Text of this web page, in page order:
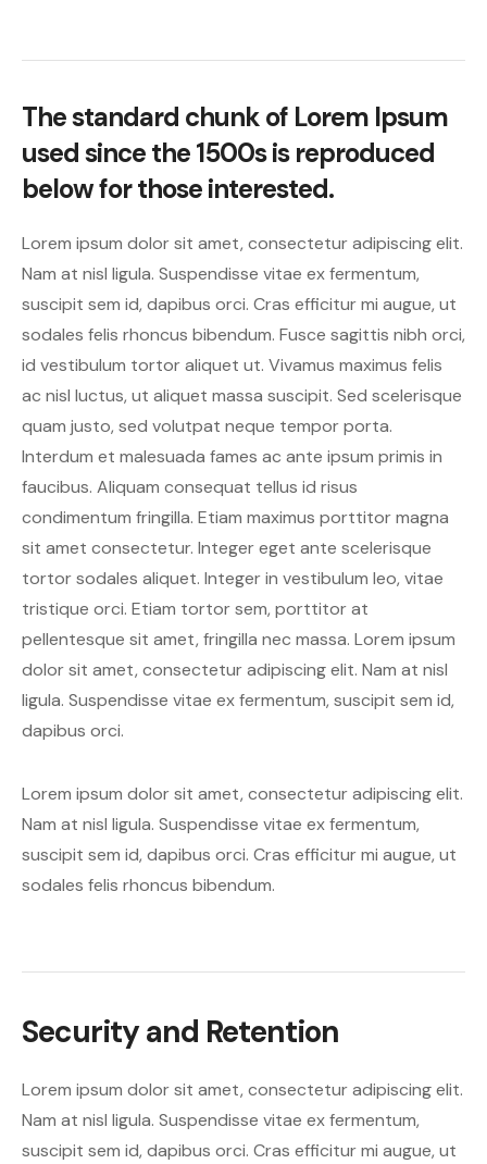
The standard chunk of Lorem Ipsum
used since the 1500s is reproduced
below for those interested.
Lorem ipsum dolor sit amet, consectetur adipiscing elit.
Nam at nisl ligula. Suspendisse vitae ex fermentum,
suscipit sem id, dapibus orci. Cras efficitur mi augue, ut
sodales felis rhoncus bibendum. Fusce sagittis nibh orci,
id vestibulum tortor aliquet ut. Vivamus maximus felis
ac nisl luctus, ut aliquet massa suscipit. Sed scelerisque
quam justo, sed volutpat neque tempor porta.
Interdum et malesuada fames ac ante ipsum primis in
faucibus. Aliquam consequat tellus id risus
condimentum fringilla. Etiam maximus porttitor magna
sit amet consectetur. Integer eget ante scelerisque
tortor sodales aliquet. Integer in vestibulum leo, vitae
tristique orci. Etiam tortor sem, porttitor at
pellentesque sit amet, fringilla nec massa. Lorem ipsum
dolor sit amet, consectetur adipiscing elit. Nam at nisl
ligula. Suspendisse vitae ex fermentum, suscipit sem id,
dapibus orci.
Lorem ipsum dolor sit amet, consectetur adipiscing elit.
Nam at nisl ligula. Suspendisse vitae ex fermentum,
suscipit sem id, dapibus orci. Cras efficitur mi augue, ut
sodales felis rhoncus bibendum.
Security and Retention
Lorem ipsum dolor sit amet, consectetur adipiscing elit.
Nam at nisl ligula. Suspendisse vitae ex fermentum,
suscipit sem id, dapibus orci. Cras efficitur mi augue, ut